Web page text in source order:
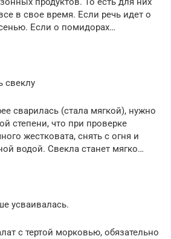
в свое время. Если речь идет о
Если о помидорах…
свеклу
сварилась (стала мягкой), нужно
степени, что при проверке
жестковата, снять с огня и
водой. Свекла станет мягко…
усваивалась.
с тертой морковью, обязательно